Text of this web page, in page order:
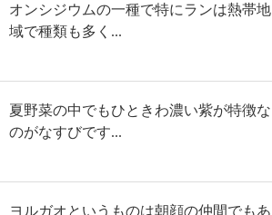
オンシジウムの一種で特にランは熱帯地
域で種類も多く...
夏野菜の中でもひときわ濃い紫が特徴な
のがなすびです...
ヨルガオというものは朝顔の仲間でもあ